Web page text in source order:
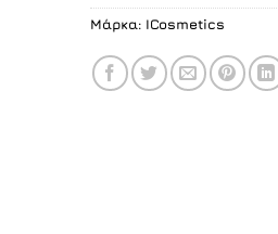
Μάρκα: ICosmetics